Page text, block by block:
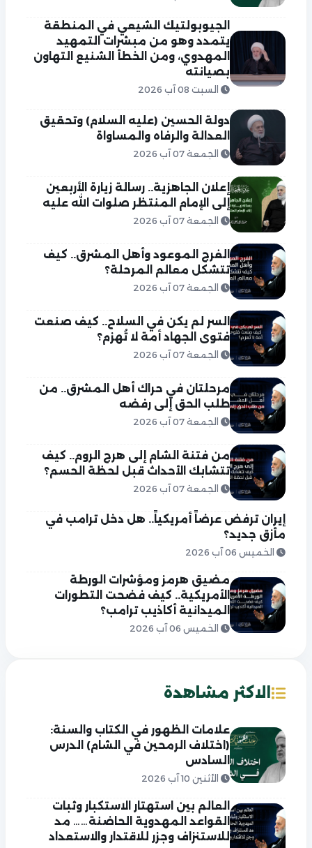
الجيوبولتيك الشيعي في المنطقة
يتمدد وهو من مبشرات التمهيد
المهدوي، ومن الخطأ الشنيع التهاون
بصيانته
السبت 08 آب 2026
دولة الحسين (عليه السلام) وتحقيق
العدالة والرفاه والمساواة
الجمعة 07 آب 2026
إعلان الجاهزية.. رسالة زيارة الأربعين
إلى الإمام المنتظر صلوات الله عليه
الجمعة 07 آب 2026
الفرج الموعود وأهل المشرق.. كيف
تتشكل معالم المرحلة؟
الجمعة 07 آب 2026
السر لم يكن في السلاح.. كيف صنعت
فتوى الجهاد أمة لا تُهزم؟
الجمعة 07 آب 2026
مرحلتان في حراك أهل المشرق.. من
طلب الحق إلى رفضه
الجمعة 07 آب 2026
من فتنة الشام إلى هرج الروم.. كيف
تتشابك الأحداث قبل لحظة الحسم؟
الجمعة 07 آب 2026
إيران ترفض عرضاً أمريكياً.. هل دخل ترامب في
مأزق جديد؟
الخميس 06 آب 2026
مضيق هرمز ومؤشرات الورطة
الأمريكية.. كيف فضحت التطورات
الميدانية أكاذيب ترامب؟
الخميس 06 آب 2026
الاكثر مشاهدة
علامات الظهور في الكتاب والسنة:
(اختلاف الرمحين في الشام) الدرس
السادس
الأثنين 10 آب 2026
العالم بين استهتار الاستكبار وثبات
القواعد المهدوية الحاضنة…… مد
للاستنزاف وجزر للاقتدار والاستعداد